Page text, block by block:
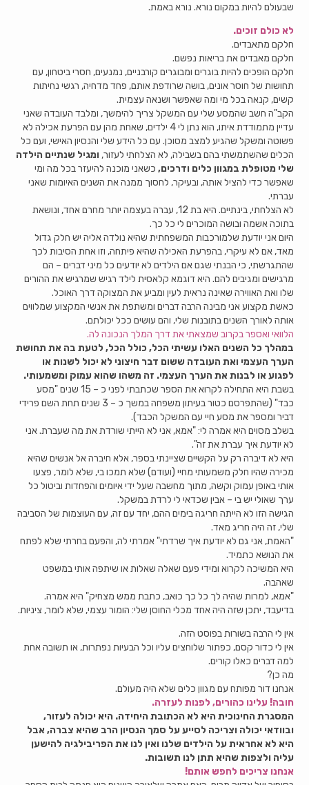
שבעולם להיות במקום נורא. נורא באמת.
לא כולם זוכים.
חלקם מתאבדים.
חלקם מאבדים את בריאות נפשם.
חלקם הופכים להיות בוגרים ומבוגרים קורבניים, נמנעים, חסרי ביטחון, עם
תחושות של חוסר אונים, בושה שרודפת אותם, פחד מדחיה, רגשי נחיתות
קשים, קנאה בכל מי ומה שאפשר ושנאה עצמית.
הקב"ה חשב שהמסע שלי עם המשקל צריך להימשך, ומלבד העובדה שאני
עדיין מתמודדת איתו, הוא נתן לי 4 ילדים, שאחת מהן עם הפרעת אכילה לא
פשוטה ומשקל שהגיע למצב מסוכן. עם כל הידע שלי והנסיון האישי, ועם כל
הכלים שהשתמשתי בהם בשבילה, לא הצלחתי לעזור, ומגיל שנתיים הילדה
שלי מטופלת במגוון כלים ודרכים, כשאני מוכנה להיעזר בכל מה ומי
שאפשר כדי להציל אותה, ובעיקר, לחסוך ממנה את השנים האיומות שאני
עברתי.
לא הצלחתי, בינתיים. היא בת 12, עברה בעצמה יותר מחרם אחד, ונושאת
בתוכה אשמה ובושה המוכרים לי כל כך.
היום אני יודעת שלמורכבות המשפחתית שהיא נולדה אליה יש חלק גדול
מאד, אם לא עיקרי, בהפרעת האכילה שהיא פיתחה, וזו אחת הסיבות לכך
שהתגרשתי, כי הבנתי שגם אם הילדים לא יודעים כל מיני דברים – הם
מרגישים ומגיבים להם. היא דוגמא קלאסית לילד רגיש שמרגיש את ההורים
שלו ואת האווירה שאינה נראית לעין ומביע את המצוקה דרך האוכל.
כאשת מקצוע אני מבינה הרבה דברים ומשתפת את אנשי המקצוע שמלווים
אותה לאורך השנים בתובנות שלי, והם עושים ככל יכולתם.
הלוואי ואספר בקרוב שמצאתי את דרך המלך הנכונה לה.
במהלך כל השנים האלו עשיתי הכל, כולל הכל, לטעת בה את תחושת
הערך העצמי ואת העובדה ששום דבר חיצוני לא יכול לשנות או
לפגוע או לבנות את הערך העצמי. זה משהו שהוא עמוק ומשמעותי.
בשבת היא התחילה לקרוא את הספר שכתבתי לפני כ – 15 שנים "מסע
כבד" (שהתפרסם כטור בעיתון משפחה במשך כ – 3 שנים תחת השם פרידי
דביר ומספר את מסע חיי עם המשקל הכבד).
בשלב מסוים היא אמרה לי: "אמא, אני לא הייתי שורדת את מה שעברת. אני
לא יודעת איך עברת את זה".
היא לא דיברה רק על הקשיים שציינתי בספר, אלא חיברה אל אנשים שהיא
מכירה שהיו חלק משמעותי מחיי (ועודם) שלא תמכו בי, שלא לומר, פצעו
אותי באופן עמוק וקשה, מתוך מחשבה שעל ידי איומים והפחדות וביטול כל
ערך שאולי יש בי – אבין שכדאי לי לרדת במשקל.
הגישה הזו לא הייתה חריגה בימים ההם, יחד עם זה, עם העוצמות של הסביבה
שלי, זה היה חריג מאד.
"האמת, אני גם לא יודעת איך שרדתי" אמרתי לה, והפעם בחרתי שלא לפתח
את הנושא כתמיד.
היא המשיכה לקרוא ומידי פעם שאלה שאלות או שיתפה אותי במשפט
שאהבה.
"אמא, למרות שהיה לך כל כך כואב, כתבת ממש מצחיק" היא אמרה.
בדיעבד, יתכן שזה היה אחד מכלי החוסן שלי: הומור עצמי, שלא לומר, ציניות.
אין לי הרבה בשורות בפוסט הזה.
אין לי כדור קסם, כפתור שלוחצים עליו וכל הבעיות נפתרות, או תשובה אחת
למה דברים כאלו קורים.
מה כן?
אנחנו דור מפותח עם מגוון כלים שלא היה מעולם.
חובה! עלינו כהורים, לפנות לעזרה.
המסגרת החינוכית היא לא הכתובת היחידה. היא יכולה לעזור,
ובוודאי יכולה וצריכה לסייע על סמך הנסיון הרב שהיא צברה, אבל
היא לא אחראית על הילדים שלנו ואין לנו את הפריבילגיה להישען
עליה ולצפות שהיא תתן לנו תשובות.
אנחנו צריכים לחפש אותם!